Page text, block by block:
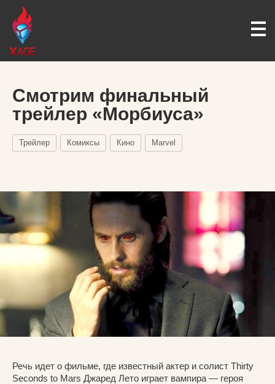
Смотрим финальный
трейлер «Морбиуса»
Трейлер Комиксы Кино Marvel
Речь идет о фильме, где известный актер и солист Thirty
Seconds to Mars Джаред Лето играет вампира — героя